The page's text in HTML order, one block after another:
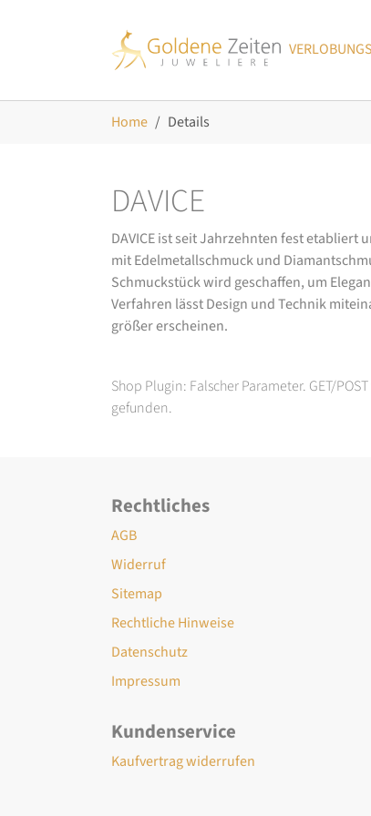
Home Details
DAVICE
DAVICE ist seit Jahrzehnten fest
mit Edelmetallschmuck und
Schmuckstück wird geschaffen, um
Verfahren lässt Design und Technik
größer erscheinen.
Shop Plugin: Falscher Parameter. GET/
gefunden.
Rechtliches
AGB
Widerruf
Sitemap
Rechtliche Hinweise
Datenschutz
Impressum
Kundenservice
Kaufvertrag widerrufen